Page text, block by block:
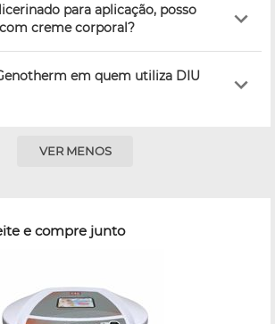
para aplicação, posso
creme corporal?
em quem utiliza DIU
VER MENOS
e compre junto